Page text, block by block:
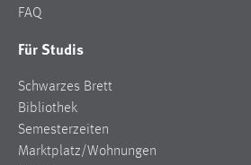
FAQ
Für Studis
Schwarzes Brett
Bibliothek
Semesterzeiten
Marktplatz/Wohnungen